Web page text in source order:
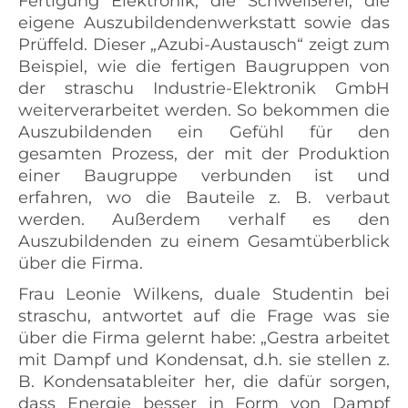
eigene Auszubildendenwerkstatt sowie das
Prüffeld. Dieser „Azubi-Austausch“ zeigt zum
Beispiel, wie die fertigen Baugruppen von
der straschu Industrie-Elektronik GmbH
weiterverarbeitet werden. So bekommen die
Auszubildenden ein Gefühl für den
gesamten Prozess, der mit der Produktion
einer Baugruppe verbunden ist und
erfahren, wo die Bauteile z. B. verbaut
werden. Außerdem verhalf es den
Auszubildenden zu einem Gesamtüberblick
über die Firma.
Frau Leonie Wilkens, duale Studentin bei
straschu, antwortet auf die Frage was sie
über die Firma gelernt habe: „Gestra arbeitet
mit Dampf und Kondensat, d.h. sie stellen z.
B. Kondensatableiter her, die dafür sorgen,
dass Energie besser in Form von Dampf